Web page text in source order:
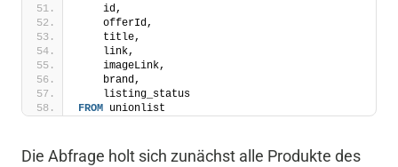
    id,
    offerId,
    title,
    link,
    imageLink,
    brand,
    listing_status
FROM unionlist
Die Abfrage holt sich zunächst alle Produkte des